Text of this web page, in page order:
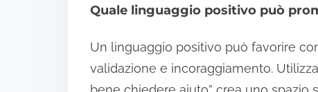
Quale linguaggio positivo può
Un linguaggio positivo può favorire
validazione e incoraggiamento.